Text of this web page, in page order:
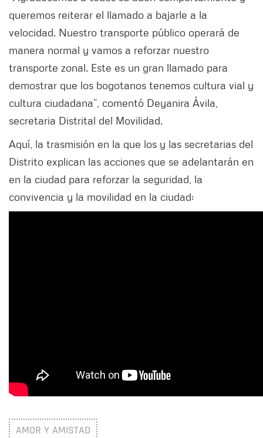
queremos reiterar el llamado a bajarle a la
velocidad. Nuestro transporte público operará de
manera normal y vamos a reforzar nuestro
transporte zonal. Este es un gran llamado para
demostrar que los bogotanos tenemos cultura vial y
cultura ciudadana”, comentó Deyanira Ávila,
secretaria Distrital del Movilidad.
Aquí, la trasmisión en la que los y las secretarias del
Distrito explican las acciones que se adelantarán en
en la ciudad para reforzar la seguridad, la
convivencia y la movilidad en la ciudad:
AMOR Y AMISTAD